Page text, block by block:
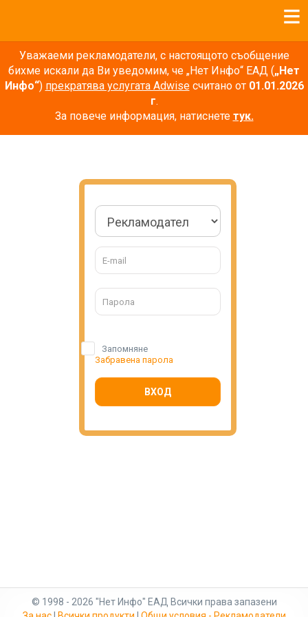
Уважаеми рекламодатели, с настоящото съобщение
бихме искали да Ви уведомим, че „Нет Инфо“ ЕАД („Нет
Инфо“) прекратява услугата Adwiseсчитано от 01.01.2026
г.
За повече информация, натиснете тук.
Запомняне
Забравена парола
ВХОД
© 1998 - 2026 "Нет Инфо" ЕАД Всички права запазени